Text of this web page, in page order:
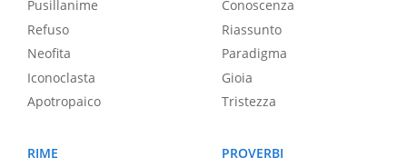
Pusillanime
Refuso
Neofita
Iconoclasta
Apotropaico
Conoscenza
Riassunto
Paradigma
Gioia
Tristezza
RIME
PROVERBI